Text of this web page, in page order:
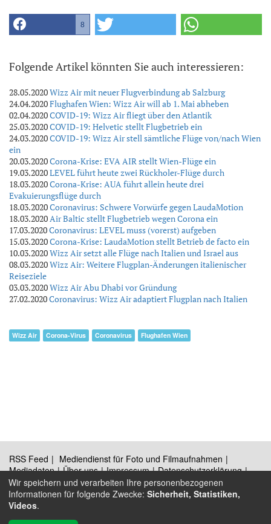
8
Folgende Artikel könnten Sie auch interessieren:
28.05.2020Wizz Air mit neuer Flugverbindung ab Salzburg
24.04.2020Flughafen Wien: Wizz Air will ab 1. Mai abheben
02.04.2020COVID-19: Wizz Air fliegt über den Atlantik
25.03.2020COVID-19: Helvetic stellt Flugbetrieb ein
24.03.2020COVID-19: Wizz Air stell sämtliche Flüge von/nach Wien
ein
20.03.2020Corona-Krise: EVA AIR stellt Wien-Flüge ein
19.03.2020LEVEL führt heute zwei Rückholer-Flüge durch
18.03.2020Corona-Krise: AUA führt allein heute drei
Evakuierungsflüge durch
18.03.2020Coronavirus: Schwere Vorwürfe gegen LaudaMotion
18.03.2020Air Baltic stellt Flugbetrieb wegen Corona ein
17.03.2020Coronavirus: LEVEL muss (vorerst) aufgeben
15.03.2020Corona-Krise: LaudaMotion stellt Betrieb de facto ein
10.03.2020Wizz Air setzt alle Flüge nach Italien und Israel aus
08.03.2020Wizz Air: Weitere Flugplan-Änderungen italienischer
Reiseziele
03.03.2020Wizz Air Abu Dhabi vor Gründung
27.02.2020Coronavirus: Wizz Air adaptiert Flugplan nach Italien
Wizz Air Corona-Virus Coronavirus Flughafen Wien
RSS Feed
Mediendienst für Foto und Filmaufnahmen
Mediadaten
Über uns Impressum
Datenschutzerklärung
Kontakt
Wir speichern und verarbeiten Ihre personenbezogenen
Informationen für folgende Zwecke: Sicherheit, Statistiken,
Videos.